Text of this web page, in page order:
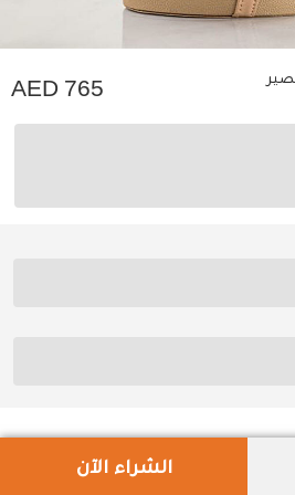
765
الشراء الآن